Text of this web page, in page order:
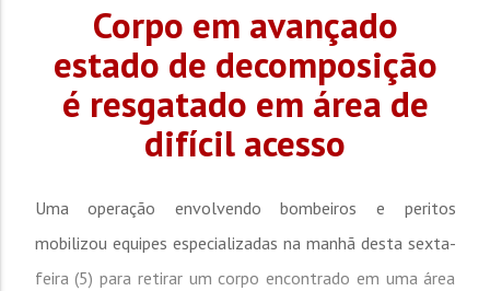
Corpo em avançado
estado de decomposição
é resgatado em área de
difícil acesso
Uma operação envolvendo bombeiros e peritos
mobilizou equipes especializadas na manhã desta sexta-
feira (5) para retirar um corpo encontrado em uma área